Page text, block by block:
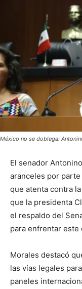
México no se doblega:
El senador
aranceles por
que atenta contra
que la presidenta
el respaldo del
para enfrentar este
Morales destacó
las vías legales
paneles